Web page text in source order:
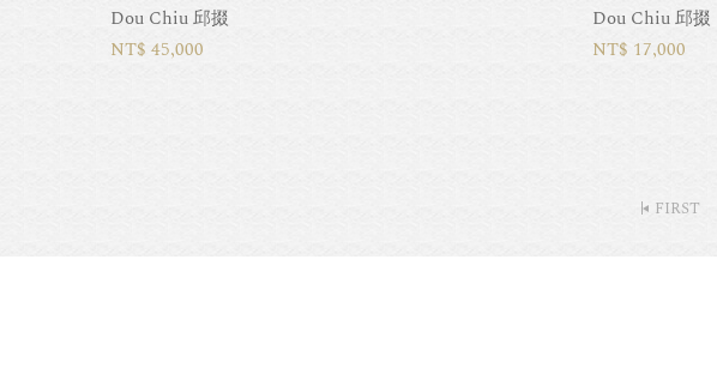
Dou Chiu 邱掇
NT$ 45,000
Dou Chiu 邱掇
NT$ 17,000
FIRST